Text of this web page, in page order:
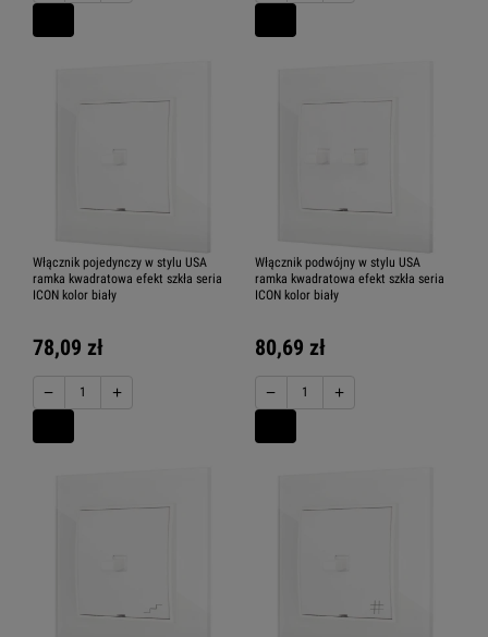
Włącznik pojedynczy w stylu USA
ramka kwadratowa efekt szkła seria
ICON kolor biały
78,09 zł
− +
Włącznik podwójny w stylu USA
ramka kwadratowa efekt szkła seria
ICON kolor biały
80,69 zł
− +